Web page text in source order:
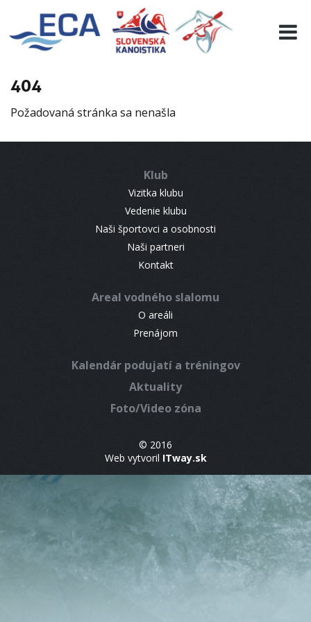
404
Požadovaná stránka sa nenašla
Klub
Vizitka klubu
Vedenie klubu
Naši športovci a osobnosti
Naši partneri
Kontakt
Areal vodného slalomu
O areáli
Prenájom
Kalendár podujatí a tréningov
Aktuality
Foto/Video zóna
© 2016
Web vytvoril ITway.sk
EURO 19
INFO
RESULTS
CONTACT